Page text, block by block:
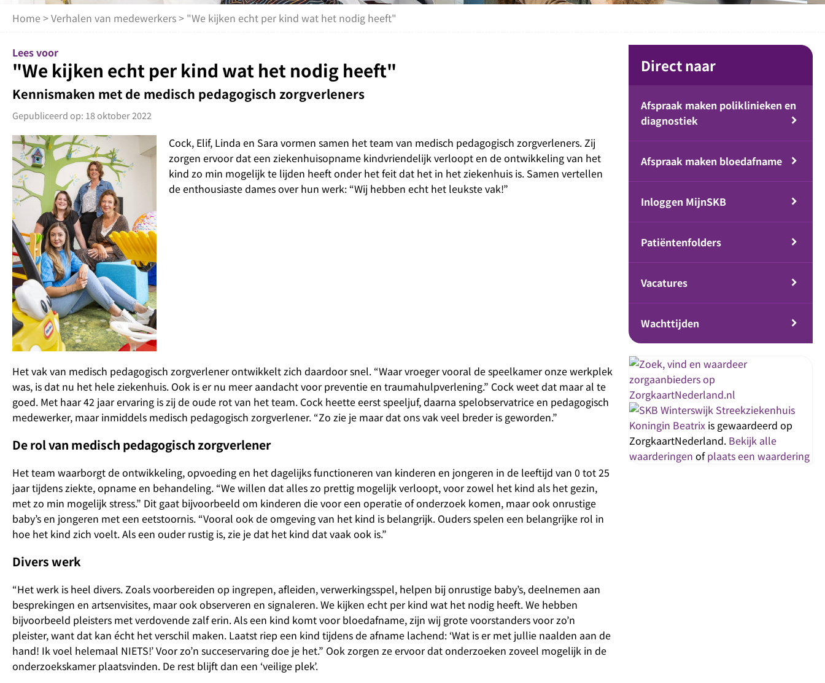
Home >Verhalen van medewerkers> "We kijken echt per kind wat het nodig heeft"
Lees voor
"We kijken echt per kind wat het nodig heeft"
Kennismaken met de medisch pedagogisch zorgverleners
Gepubliceerd op: 18 oktober 2022
Cock, Elif, Linda en Sara vormen samen het team van medisch pedagogisch zorgverleners. Zij
zorgen ervoor dat een ziekenhuisopname kindvriendelijk verloopt en de ontwikkeling van het
kind zo min mogelijk te lijden heeft onder het feit dat het in het ziekenhuis is. Samen vertellen
de enthousiaste dames over hun werk: “Wij hebben echt het leukste vak!”
Het vak van medisch pedagogisch zorgverlener ontwikkelt zich daardoor snel. “Waar vroeger vooral de speelkamer onze werkplek
was, is dat nu het hele ziekenhuis. Ook is er nu meer aandacht voor preventie en traumahulpverlening.” Cock weet dat maar al te
goed. Met haar 42 jaar ervaring is zij de oude rot van het team. Cock heette eerst speeljuf, daarna spelobservatrice en pedagogisch
medewerker, maar inmiddels medisch pedagogisch zorgverlener. “Zo zie je maar dat ons vak veel breder is geworden.”
De rol van medisch pedagogisch zorgverlener
Het team waarborgt de ontwikkeling, opvoeding en het dagelijks functioneren van kinderen en jongeren in de leeftijd van 0 tot 25
jaar tijdens ziekte, opname en behandeling. “We willen dat alles zo prettig mogelijk verloopt, voor zowel het kind als het gezin,
met zo min mogelijk stress.” Dit gaat bijvoorbeeld om kinderen die voor een operatie of onderzoek komen, maar ook onrustige
baby’s en jongeren met een eetstoornis. “Vooral ook de omgeving van het kind is belangrijk. Ouders spelen een belangrijke rol in
hoe het kind zich voelt. Als een ouder rustig is, zie je dat het kind dat vaak ook is.”
Divers werk
“Het werk is heel divers. Zoals voorbereiden op ingrepen, afleiden, verwerkingsspel, helpen bij onrustige baby’s, deelnemen aan
besprekingen en artsenvisites, maar ook observeren en signaleren. We kijken echt per kind wat het nodig heeft. We hebben
bijvoorbeeld pleisters met verdovende zalf erin. Als een kind komt voor bloedafname, zijn wij grote voorstanders voor zo’n
pleister, want dat kan écht het verschil maken. Laatst riep een kind tijdens de afname lachend: ‘Wat is er met jullie naalden aan de
hand! Ik voel helemaal NIETS!’ Voor zo’n succeservaring doe je het.” Ook zorgen ze ervoor dat onderzoeken zoveel mogelijk in de
onderzoekskamer plaatsvinden. De rest blijft dan een ‘veilige plek’.
Direct naar
Afspraak maken poliklinieken en
diagnostiek
Afspraak maken bloedafname
Inloggen MijnSKB
Patiëntenfolders
Vacatures
Wachttijden
Streekziekenhuis
Koningin Beatrix is gewaardeerd op
ZorgkaartNederland. Bekijk alle
waarderingen ofplaats een waardering